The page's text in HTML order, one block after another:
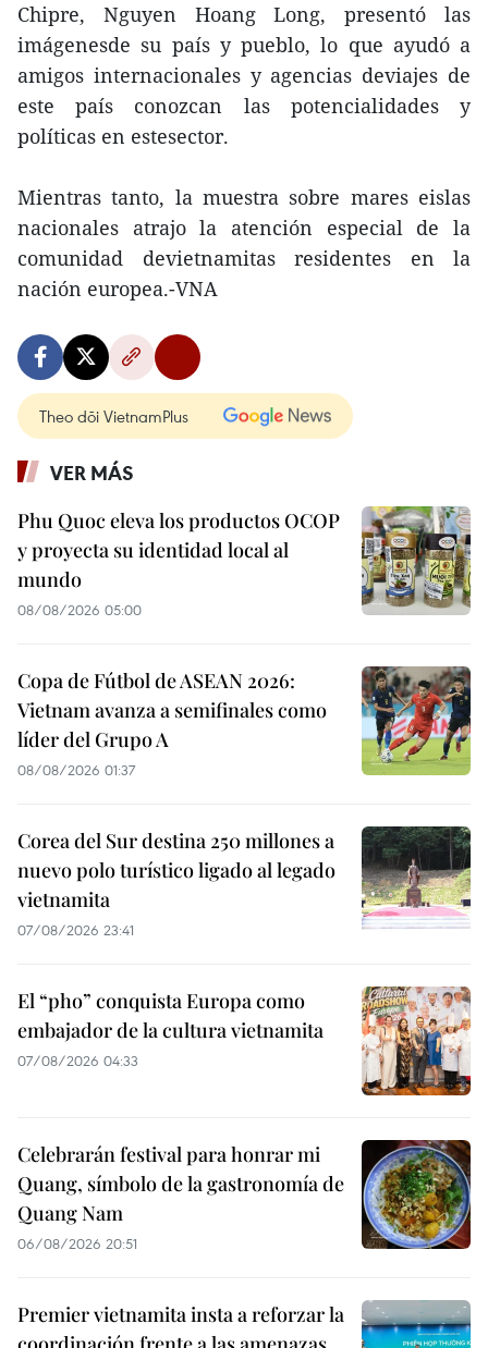
Chipre, Nguyen Hoang Long, presentó las
imágenesde su país y pueblo, lo que ayudó a
amigos internacionales y agencias deviajes de
este país conozcan las potencialidades y
políticas en estesector.
Mientras tanto, la muestra sobre mares eislas
nacionales atrajo la atención especial de la
comunidad devietnamitas residentes en la
nación europea.-VNA
Theo dõi VietnamPlus
VER MÁS
Phu Quoc eleva los productos OCOP
y proyecta su identidad local al
mundo
08/08/2026 05:00
Copa de Fútbol de ASEAN 2026:
Vietnam avanza a semifinales como
líder del Grupo A
08/08/2026 01:37
Corea del Sur destina 250 millones a
nuevo polo turístico ligado al legado
vietnamita
07/08/2026 23:41
El “pho” conquista Europa como
embajador de la cultura vietnamita
07/08/2026 04:33
Celebrarán festival para honrar mi
Quang, símbolo de la gastronomía de
Quang Nam
06/08/2026 20:51
Premier vietnamita insta a reforzar la